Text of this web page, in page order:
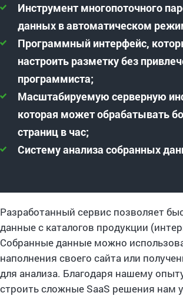
Инструмент многопоточного
данных в автоматическом
Программный интерфейс,
настроить разметку без
программиста;
Масштабируемую серверную
которая может обрабатывать
страниц в час;
Систему анализа собранных
Разработанный сервис позволяет
данные с каталогов продукции
Собранные данные можно
наполнения своего сайта или
для анализа. Благодаря нашему
строить сложные SaaS решения нам